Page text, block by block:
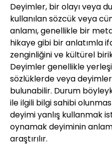
Deyimler, bir olayı veya
kullanılan sözcük veya
anlamı, genellikle bir
hikaye gibi bir anlatımla
zenginliğini ve kültürel
Deyimler genellikle
sözlüklerde veya deyimler
bulunabilir. Durum
ile ilgili bilgi sahibi
deyimi yanlış kullanmak
oynamak deyiminin
araştırılır.